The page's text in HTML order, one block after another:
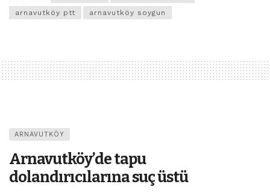
arnavutköy ptt
arnavutköy soygun
ARNAVUTKÖY
Arnavutköy’de tapu
dolandırıcılarına suç üstü